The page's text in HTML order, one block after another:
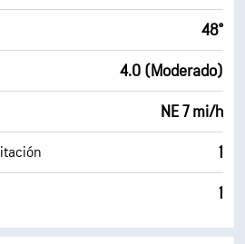
48°
4.0 (Moderado)
NE 7 mi/h
1
1